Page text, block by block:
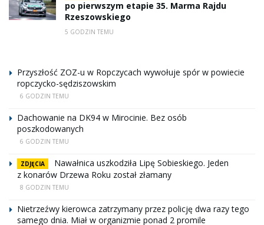
po pierwszym etapie 35. Marma Rajdu
Rzeszowskiego
5 GODZIN TEMU
Przyszłość ZOZ-u w Ropczycach wywołuje spór w powiecie
ropczycko-sędziszowskim
6 GODZIN TEMU
Dachowanie na DK94 w Mirocinie. Bez osób
poszkodowanych
6 GODZIN TEMU
ZDJĘCIA
Nawałnica uszkodziła Lipę Sobieskiego. Jeden
z konarów Drzewa Roku został złamany
8 GODZIN TEMU
Nietrzeźwy kierowca zatrzymany przez policję dwa razy tego
samego dnia. Miał w organizmie ponad 2 promile